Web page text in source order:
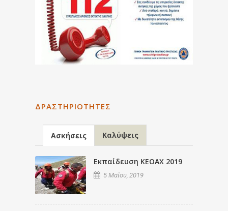
ΔΡΑΣΤΗΡΙΌΤΗΤΕΣ
Ασκήσεις Καλύψεις
Εκπαίδευση ΚΕΟΑΧ 2019
5 Μαΐου, 2019